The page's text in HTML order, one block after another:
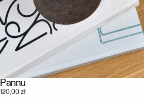
Pannu
120,00 zł